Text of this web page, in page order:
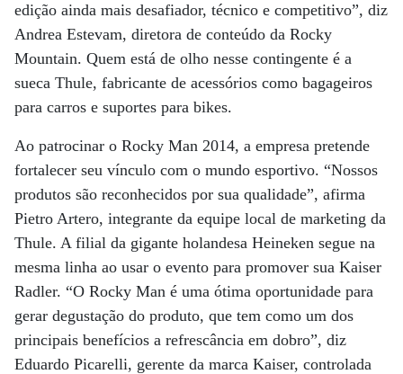
edição ainda mais desafiador, técnico e competitivo”, diz
Andrea Estevam, diretora de conteúdo da Rocky
Mountain. Quem está de olho nesse contingente é a
sueca Thule, fabricante de acessórios como bagageiros
para carros e suportes para bikes.
Ao patrocinar o Rocky Man 2014, a empresa pretende
fortalecer seu vínculo com o mundo esportivo. “Nossos
produtos são reconhecidos por sua qualidade”, afirma
Pietro Artero, integrante da equipe local de marketing da
Thule. A filial da gigante holandesa Heineken segue na
mesma linha ao usar o evento para promover sua Kaiser
Radler. “O Rocky Man é uma ótima oportunidade para
gerar degustação do produto, que tem como um dos
principais benefícios a refrescância em dobro”, diz
Eduardo Picarelli, gerente da marca Kaiser, controlada